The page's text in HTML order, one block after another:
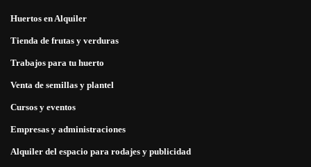
Huertos en Alquiler
Tienda de frutas y verduras
Trabajos para tu huerto
Venta de semillas y plantel
Cursos y eventos
Empresas y administraciones
Alquiler del espacio para rodajes y publicidad